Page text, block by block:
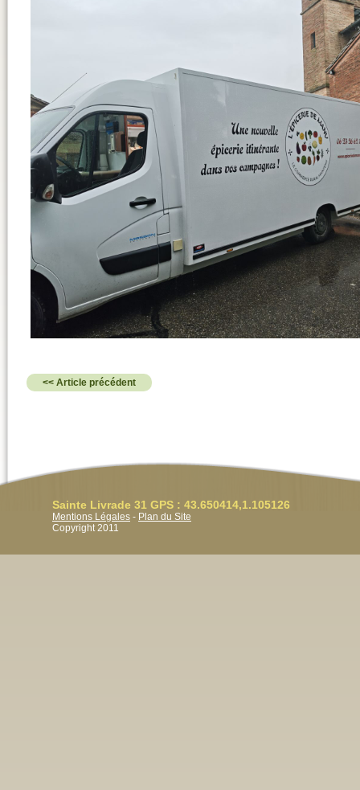
<< Article précédent
Sainte Livrade 31 GPS : 43.650414,1.105126
Mentions Légales - Plan du Site
Copyright 2011